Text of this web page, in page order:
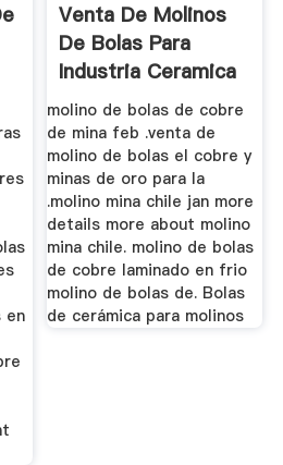
en
Venta De Molinos
De Bolas Para
Industria Ceramica
En Chile
molino de bolas de cobre
de mina feb .venta de
molino de bolas el cobre y
minas de oro para la
.molino mina chile jan more
details more about molino
mina chile. molino de bolas
de cobre laminado en frio
molino de bolas de. Bolas
de cerámica para molinos